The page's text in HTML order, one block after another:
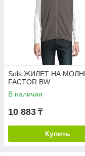
Sols ЖИЛЕТ НА
FACTOR BW
В наличии
10 883 ₸
Купить